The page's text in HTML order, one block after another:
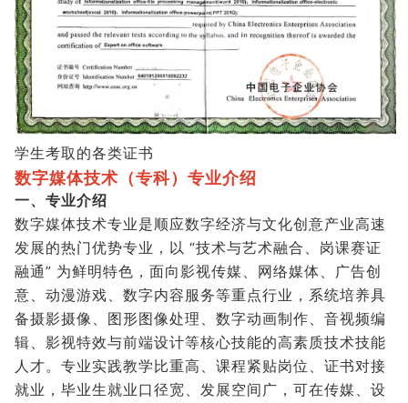
学生考取的各类证书
数字媒体技术（专科）专业介绍
一、专业介绍
数字媒体技术专业是顺应数字经济与文化创意产业高速
发展的热门优势专业，以 “技术与艺术融合、岗课赛证
融通” 为鲜明特色，面向影视传媒、网络媒体、广告创
意、动漫游戏、数字内容服务等重点行业，系统培养具
备摄影摄像、图形图像处理、数字动画制作、音视频编
辑、影视特效与前端设计等核心技能的高素质技术技能
人才。专业实践教学比重高、课程紧贴岗位、证书对接
就业，毕业生就业口径宽、发展空间广，可在传媒、设